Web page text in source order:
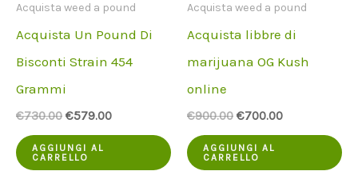
Acquista weed a pound
Acquista Un Pound Di
Bisconti Strain 454
Grammi
€730.00 Il
originale
era:
€579.00Il
AGGIUNGI AL
CARRELLO
Acquista weed a pound
Acquista libbre di
marijuana OG Kush
online
€900.00 Il
originale
era:
€700.00Il
AGGIUNGI AL
CARRELLO